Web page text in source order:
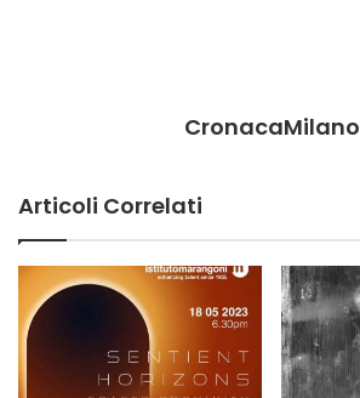
CronacaMilano
Articoli Correlati